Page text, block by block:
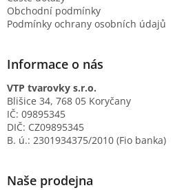
Obchodní podmínky
Podmínky ochrany osobních údajů
Informace o nás
VTP tvarovky s.r.o.
Blišice 34, 768 05 Koryčany
IČ: 09895345
DIČ: CZ09895345
B. ú.: 2301934375/2010 (Fio banka)
Naše prodejna